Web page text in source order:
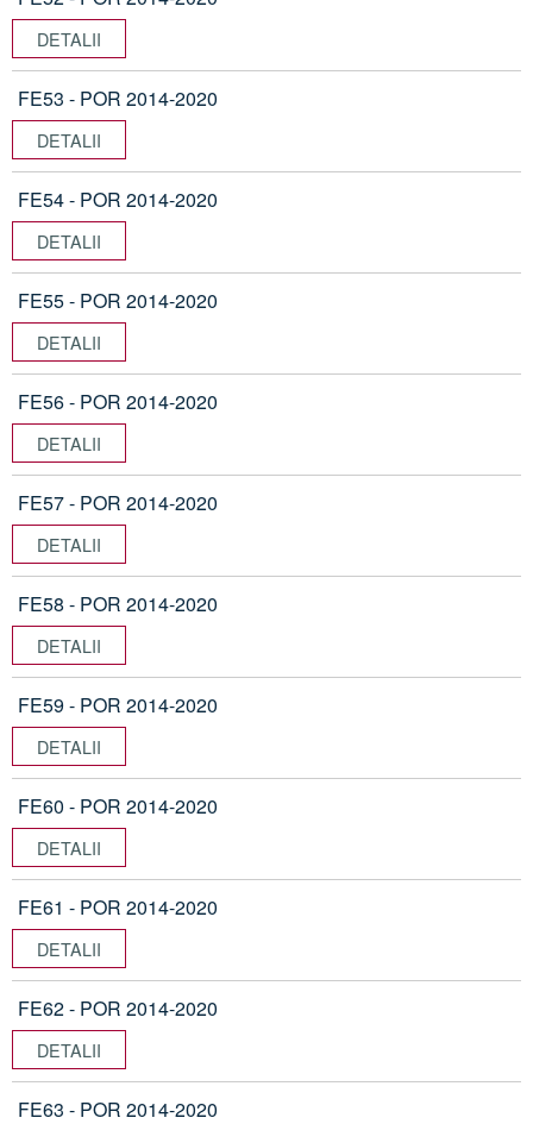
DETALII
FE53 - POR 2014-2020
DETALII
FE54 - POR 2014-2020
DETALII
FE55 - POR 2014-2020
DETALII
FE56 - POR 2014-2020
DETALII
FE57 - POR 2014-2020
DETALII
FE58 - POR 2014-2020
DETALII
FE59 - POR 2014-2020
DETALII
FE60 - POR 2014-2020
DETALII
FE61 - POR 2014-2020
DETALII
FE62 - POR 2014-2020
DETALII
FE63 - POR 2014-2020